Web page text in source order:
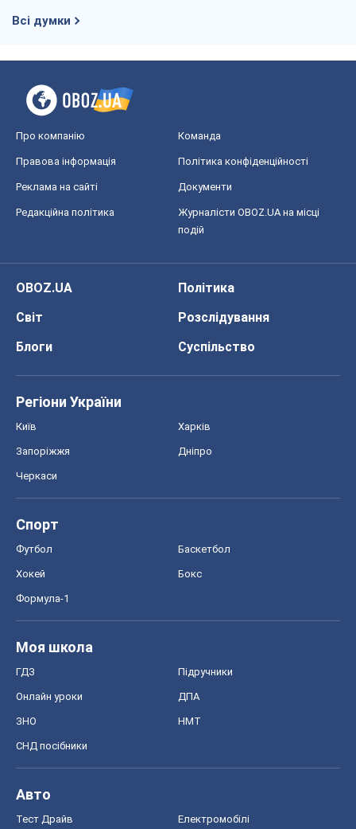
Всі думки
Про компанію Команда
Правова інформація Політика конфіденційності
Реклама на сайті Документи
Редакційна політика
Журналісти OBOZ.UA на місці
подій
OBOZ.UA
Політика
Світ
Розслідування
Блоги
Суспільство
Регіони України
Київ Харків
Запоріжжя Дніпро
Черкаси
Спорт
Футбол Баскетбол
Хокей Бокс
Формула-1
Моя школа
ГДЗ Підручники
Онлайн уроки ДПА
ЗНО НМТ
СНД посібники
Авто
Тест Драйв Електромобілі